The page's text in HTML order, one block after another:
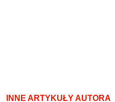
INNE ARTYKUŁY AUTORA